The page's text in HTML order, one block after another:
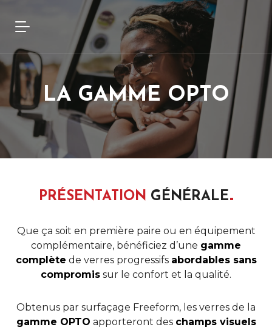
LA GAMME OPTO
PRÉSENTATION GÉNÉRALE
Que ça soit en première paire ou en équipement
complémentaire, bénéficiez d’une gamme
complète de verres progressifs abordables sans
compromis sur le confort et la qualité.
Obtenus par surfaçage Freeform, les verres de la
gamme OPTO apporteront des champs visuels